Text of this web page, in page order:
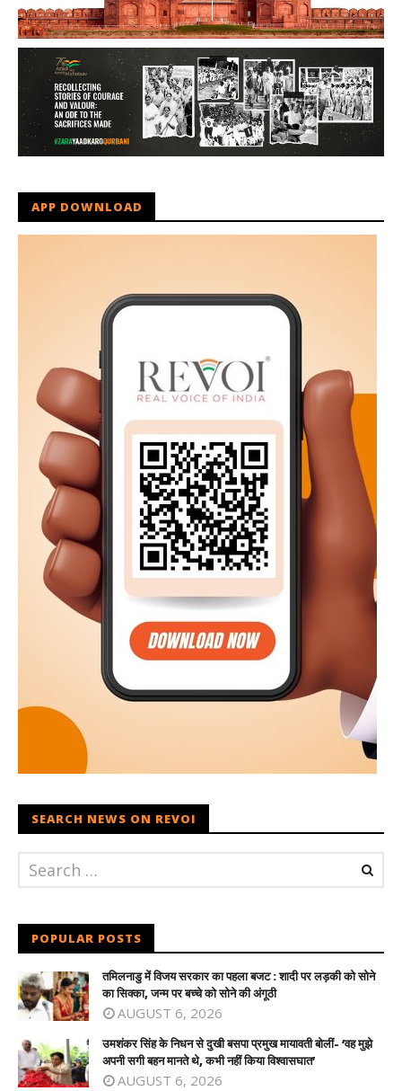
APP DOWNLOAD
SEARCH NEWS ON REVOI
POPULAR POSTS
तमिलनाडु में विजय सरकार का पहला बजट : शादी पर लड़की को सोने
का सिक्का, जन्म पर बच्चे को सोने की अंगूठी
AUGUST 6, 2026
उमशंकर सिंह के निधन से दुखी बसपा प्रमुख मायावती बोलीं- ‘वह मुझे
अपनी सगी बहन मानते थे, कभी नहीं किया विश्वासघात’
AUGUST 6, 2026